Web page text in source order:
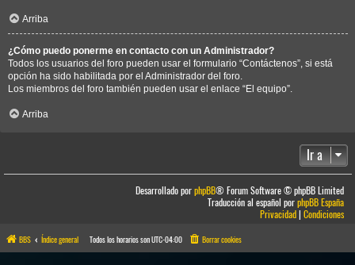
Arriba
¿Cómo puedo ponerme en contacto con un Administrador?
Todos los usuarios del foro pueden usar el formulario “Contáctenos”, si está
opción ha sido habilitada por el Administrador del foro.
Los miembros del foro también pueden usar el enlace “El equipo”.
Arriba
Ir a
Desarrollado porphpBB® Forum Software © phpBB Limited
Traducción al español porphpBB España
Privacidad|Condiciones
BBS Índice general Todos los horarios sonUTC-04:00 Borrar cookies